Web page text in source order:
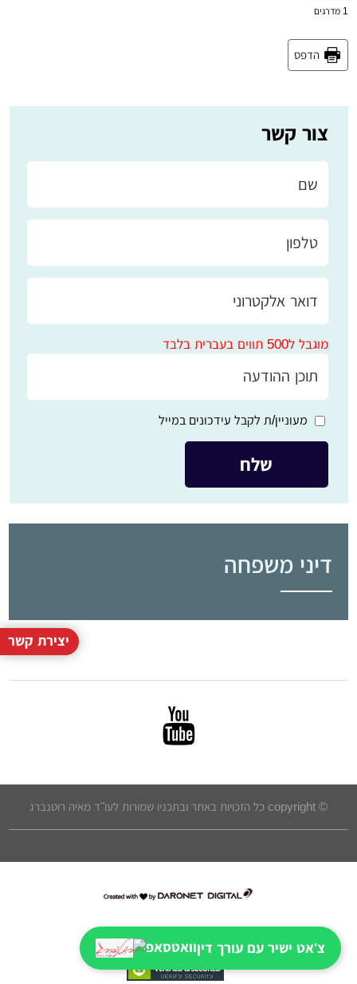
צור קשר
מוגבל ל500 תווים בעברית בלבד
מעוניין/ת לקבל עידכונים במייל
דיני משפחה
1 מדרגים
הדפס
© copyright כל הזכויות באתר ובתכניו שמורות לעו"ד מאיה רוטנברג
דרונט
-
בניית
יצירת קשר
צ'אט ישיר עם עורך דין